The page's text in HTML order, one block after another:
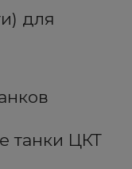
для
танки ЦКТ